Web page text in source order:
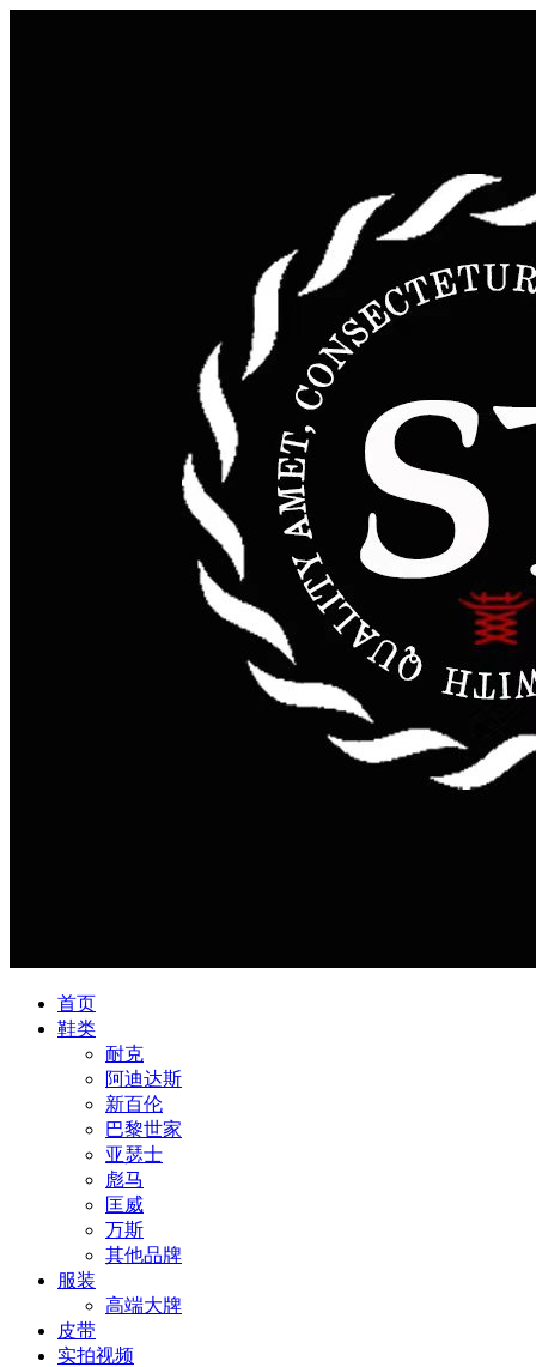
首页
鞋类
耐克
阿迪达斯
新百伦
巴黎世家
亚瑟士
彪马
匡威
万斯
其他品牌
服装
高端大牌
皮带
实拍视频